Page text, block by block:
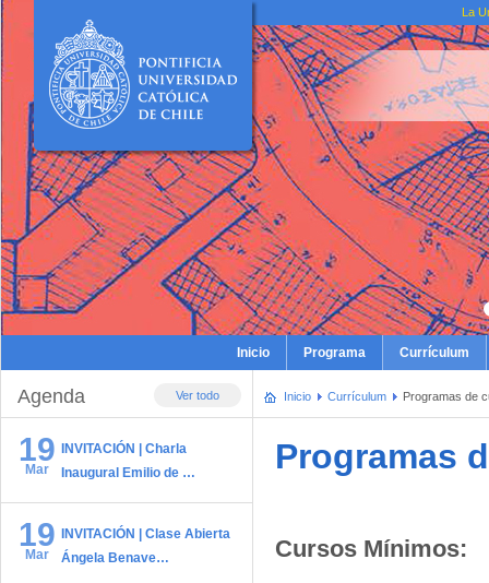
La
Inicio Programa Currículum
Ver todo
Agenda
19
Mar
INVITACIÓN | Charla
Inaugural Emilio de …
19
Mar
INVITACIÓN | Clase Abierta
Ángela Benave…
Inicio Currículum Programas de
Programas
Cursos Mínimos: